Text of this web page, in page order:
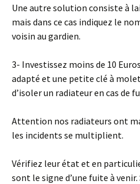
Une autre solution consiste à
mais dans ce cas indiquez le
voisin au gardien.
3- Investissez moins de 10
adapté et une petite clé à
d’isoler un radiateur en cas de
Attention nos radiateurs ont
les incidents se multiplient.
Vérifiez leur état et en
sont le signe d’une fuite à